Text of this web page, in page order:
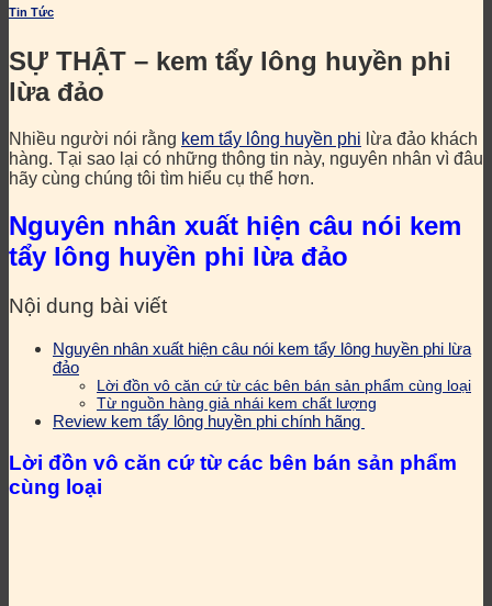
Tin Tức
SỰ THẬT – kem tẩy lông huyền phi
lừa đảo
Nhiều người nói rằng kem tẩy lông huyền phi lừa đảo khách
hàng. Tại sao lại có những thông tin này, nguyên nhân vì đâu
hãy cùng chúng tôi tìm hiểu cụ thể hơn.
Nguyên nhân xuất hiện câu nói kem
tẩy lông huyền phi lừa đảo
Nội dung bài viết
Nguyên nhân xuất hiện câu nói kem tẩy lông huyền phi lừa
đảo
Lời đồn vô căn cứ từ các bên bán sản phẩm cùng loại
Từ nguồn hàng giả nhái kem chất lượng
Review kem tẩy lông huyền phi chính hãng
Lời đồn vô căn cứ từ các bên bán sản phẩm
cùng loại